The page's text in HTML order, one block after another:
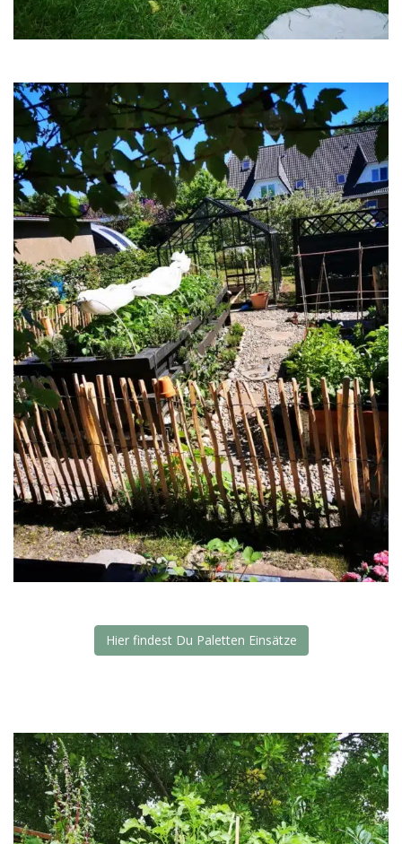
Hier findest Du Paletten Einsätze